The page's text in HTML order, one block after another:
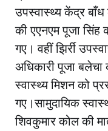
उपस्वास्थ्य केंद्र
की एएनएम पूजा सिंह
गए। वहीं झिर्री
अधिकारी पूजा बलेचा
स्वास्थ्य मिशन को
गए।सामुदायिक
शिवकुमार कोल की